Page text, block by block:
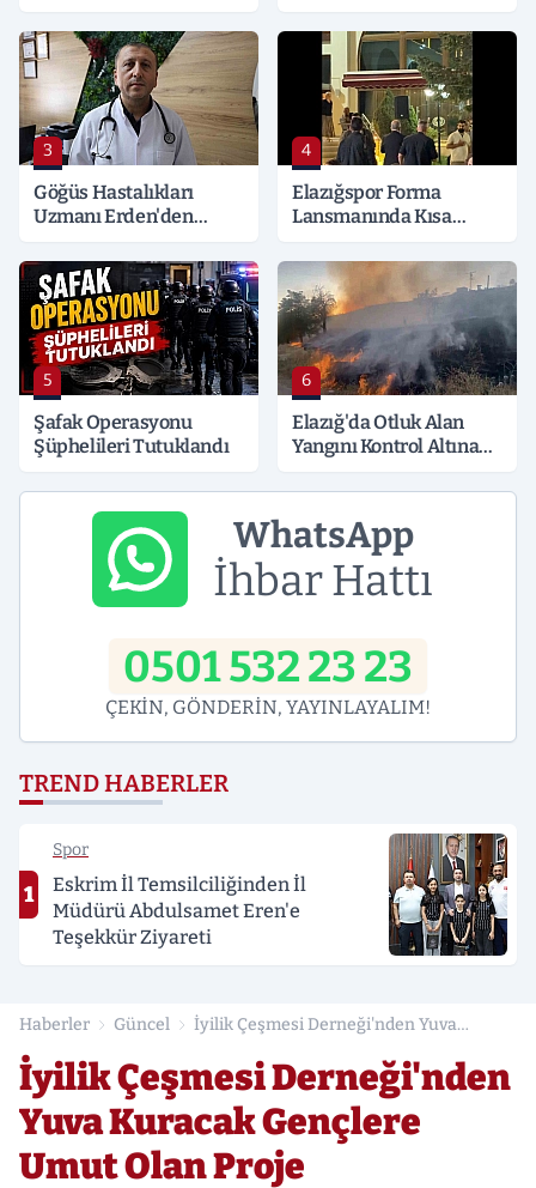
Detaylar Merak Konusu
3
Göğüs Hastalıkları
Uzmanı Erden'den
4
Elazığspor Forma
Lansmanında Kısa
5
Şafak Operasyonu
Şüphelileri Tutuklandı
6
Elazığ'da Otluk Alan
Yangını Kontrol Altına
WhatsApp
İhbar Hattı
0501 532 23 23
ÇEKİN, GÖNDERİN, YAYINLAYALIM!
TREND HABERLER
1
Spor
Eskrim İl Temsilciliğinden İl
Müdürü Abdulsamet Eren'e
Teşekkür Ziyareti
Haberler Güncel
İyilik Çeşmesi Derneği'nden Yuva
İyilik Çeşmesi Derneği'nden
Yuva Kuracak Gençlere
Umut Olan Proje